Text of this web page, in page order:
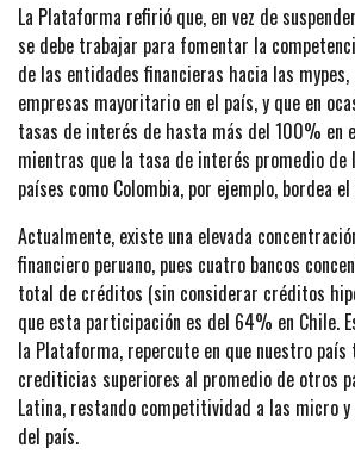
La Plataforma refirió que, en vez de
se debe trabajar para fomentar la
de las entidades financieras hacia las
empresas mayoritario en el país, y que en
tasas de interés de hasta más del 100% en
mientras que la tasa de interés promedio
países como Colombia, por ejemplo, bordea
Actualmente, existe una elevada
financiero peruano, pues cuatro bancos
total de créditos (sin considerar créditos
que esta participación es del 64% en Chile.
la Plataforma, repercute en que nuestro país
crediticias superiores al promedio de otros
Latina, restando competitividad a las micro y
del país.